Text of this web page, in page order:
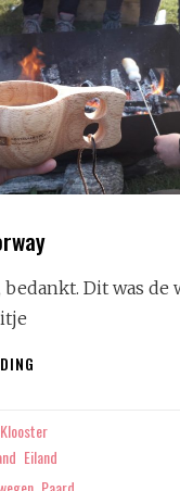
Dit was de
Eiland